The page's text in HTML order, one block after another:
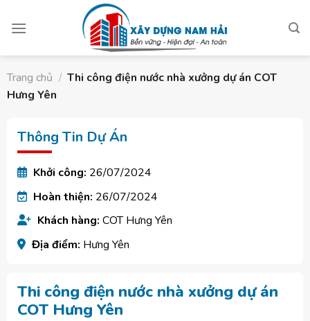
Trang chủ / Thi công điện nước nhà xưởng dự án COT
Hưng Yên
Thi công điện nước nhà xưởng dự án
COT Hưng Yên
Thông Tin Dự Án
Khởi công: 26/07/2024
Hoàn thiện: 26/07/2024
Khách hàng: COT Hưng Yên
Địa điểm: Hưng Yên